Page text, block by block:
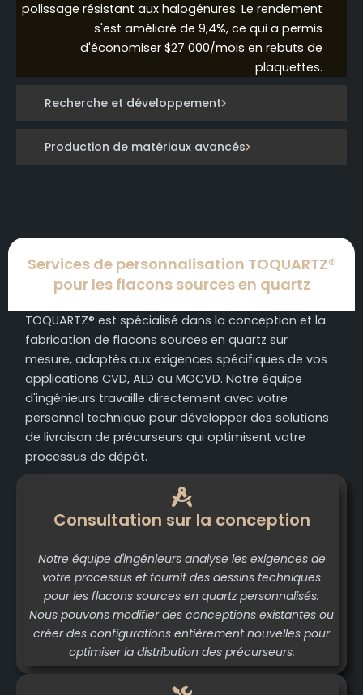
Recherche et développement
Production de matériaux avancés
polissage résistant aux halogénures. Le rendement
s'est amélioré de 9,4%, ce qui a permis
d'économiser $27 000/mois en rebuts de
plaquettes.
Services de personnalisation TOQUARTZ®
pour les flacons sources en quartz
TOQUARTZ® est spécialisé dans la conception et la
fabrication de flacons sources en quartz sur
mesure, adaptés aux exigences spécifiques de vos
applications CVD, ALD ou MOCVD. Notre équipe
d'ingénieurs travaille directement avec votre
personnel technique pour développer des solutions
de livraison de précurseurs qui optimisent votre
processus de dépôt.
Consultation sur la conception
Notre équipe d'ingénieurs analyse les exigences de
votre processus et fournit des dessins techniques
pour les flacons sources en quartz personnalisés.
Nous pouvons modifier des conceptions existantes ou
créer des configurations entièrement nouvelles pour
optimiser la distribution des précurseurs.